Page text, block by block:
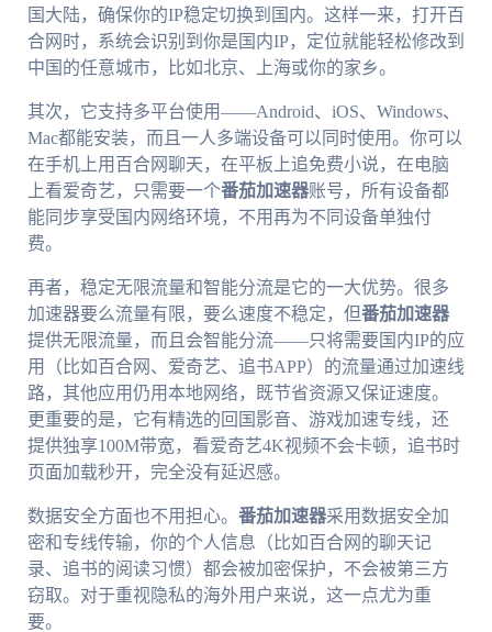
国大陆，确保你的IP稳定切换到国内。这样一来，打开百
合网时，系统会识别到你是国内IP，定位就能轻松修改到
中国的任意城市，比如北京、上海或你的家乡。
其次，它支持多平台使用——Android、iOS、Windows、
Mac都能安装，而且一人多端设备可以同时使用。你可以
在手机上用百合网聊天，在平板上追免费小说，在电脑
上看爱奇艺，只需要一个番茄加速器账号，所有设备都
能同步享受国内网络环境，不用再为不同设备单独付
费。
再者，稳定无限流量和智能分流是它的一大优势。很多
加速器要么流量有限，要么速度不稳定，但番茄加速器
提供无限流量，而且会智能分流——只将需要国内IP的应
用（比如百合网、爱奇艺、追书APP）的流量通过加速线
路，其他应用仍用本地网络，既节省资源又保证速度。
更重要的是，它有精选的回国影音、游戏加速专线，还
提供独享100M带宽，看爱奇艺4K视频不会卡顿，追书时
页面加载秒开，完全没有延迟感。
数据安全方面也不用担心。 番茄加速器采用数据安全加
密和专线传输，你的个人信息（比如百合网的聊天记
录、追书的阅读习惯）都会被加密保护，不会被第三方
窃取。对于重视隐私的海外用户来说，这一点尤为重
要。